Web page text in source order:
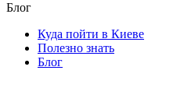
Блог
Куда пойти в Киеве
Полезно знать
Блог